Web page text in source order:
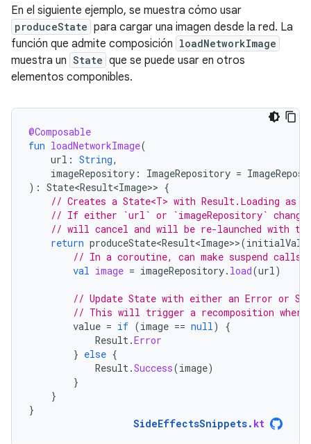
En el siguiente ejemplo, se muestra cómo usar
produceState para cargar una imagen desde la red. La
función que admite composición loadNetworkImage
muestra un State que se puede usar en otros
elementos componibles.
@Composable
fun loadNetworkImage(
url : String,
imageRepository : ImageRepository =
): State<Result<Image>> {
// Creates a State<T> with Result.Loading as
// If either `url` or `imageRepository`
// will cancel and will be re-launched with
return produceState<Result<Image>>(
// In a coroutine, can make suspend calls
val image = imageRepository. load(url)
// Update State with either an Error or
// This will trigger a recomposition
value = if (image == null)
{
Result.Error
} else {
Result.Success(image)
}
}
}
SideEffectsSnippets. kt